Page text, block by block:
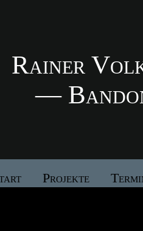
Rainer
—
Projekte